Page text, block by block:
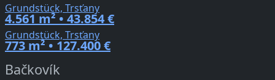
Grundstück, Trsťany
4.561 m² • 43.854 €
Grundstück, Trsťany
773 m² • 127.400 €
Bačkovík